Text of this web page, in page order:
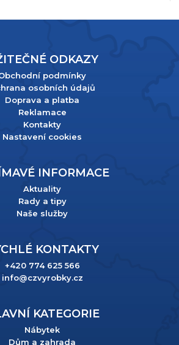
ODKAZY
podmínky
osobních údajů
Doprava a platba
Reklamace
Kontakty
Nastavení cookies
INFORMACE
Aktuality
Rady a tipy
Naše služby
KONTAKTY
+420 774 625 566
info@czvyrobky.cz
KATEGORIE
Nábytek
Dům a zahrada